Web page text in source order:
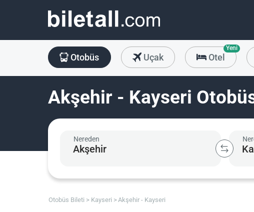
Otobüs Uçak Otel
Yeni
Akşehir - Kayseri
Nereden
Otobüs Bileti Kayseri Akşehir - Kayseri